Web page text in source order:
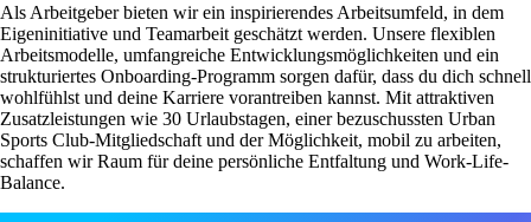
Als Arbeitgeber bieten wir ein inspirierendes Arbeitsumfeld, in dem
Eigeninitiative und Teamarbeit geschätzt werden. Unsere flexiblen
Arbeitsmodelle, umfangreiche Entwicklungsmöglichkeiten und ein
strukturiertes Onboarding-Programm sorgen dafür, dass du dich schnell
wohlfühlst und deine Karriere vorantreiben kannst. Mit attraktiven
Zusatzleistungen wie 30 Urlaubstagen, einer bezuschussten Urban
Sports Club-Mitgliedschaft und der Möglichkeit, mobil zu arbeiten,
schaffen wir Raum für deine persönliche Entfaltung und Work-Life-
Balance.